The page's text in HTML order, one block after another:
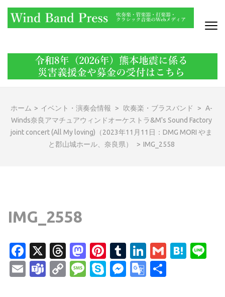
ホーム > イベント・演奏会情報 > 吹奏楽・ブラスバンド > A-
Winds奈良アマチュアウィンドオーケストラ&M's Sound Factory
joint concert (All My loving)（2023年11月11日：DMG MORI やま
と郡山城ホール、奈良県）
> IMG_2558
IMG_2558
Facebook
X Threads
Mastodon
Pinterest
Tumblr
LinkedIn
Gmail
EmailTeams
CopyMessage
SkypeMessenger
Google